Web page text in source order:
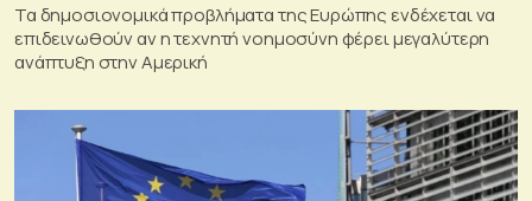
Τα δημοσιονομικά προβλήματα της Ευρώπης ενδέχεται να
επιδεινωθούν αν η τεχνητή νοημοσύνη φέρει μεγαλύτερη
ανάπτυξη στην Αμερική